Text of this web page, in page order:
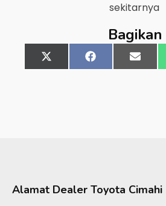
sekitarnya
Bagikan
Share
on
X
(Twitter)
Share
on
FacebookShare
on
Email
Alamat Dealer Toyota Cimahi